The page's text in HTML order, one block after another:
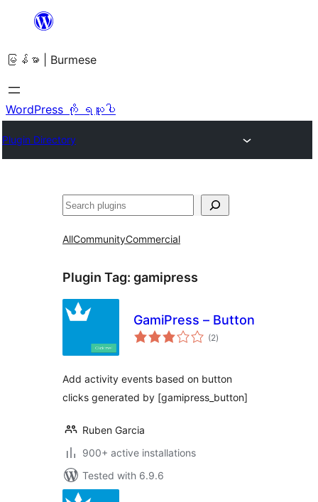
အကြောင်းအရာ
ကျော်သွား
ရန်
မြန်မာ | Burmese
WordPress ကို ရယူပါ
Plugin Directory
ရှာ
AllCommunityCommercial
Plugin Tag: gamipress
GamiPress – Button
(2total
ratings
)
Add activity events based on button
clicks generated by [gamipress_button]
Ruben Garcia
900+ active installations
Tested with 6.9.6